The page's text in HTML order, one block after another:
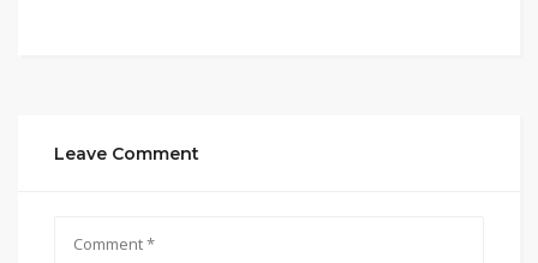
Leave Comment